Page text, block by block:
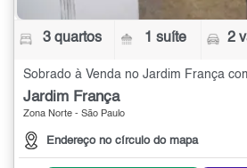
3 quartos 1 suíte 2
Sobrado à Venda no Jardim França
Jardim França
Zona Norte - São Paulo
Endereço no círculo do mapa